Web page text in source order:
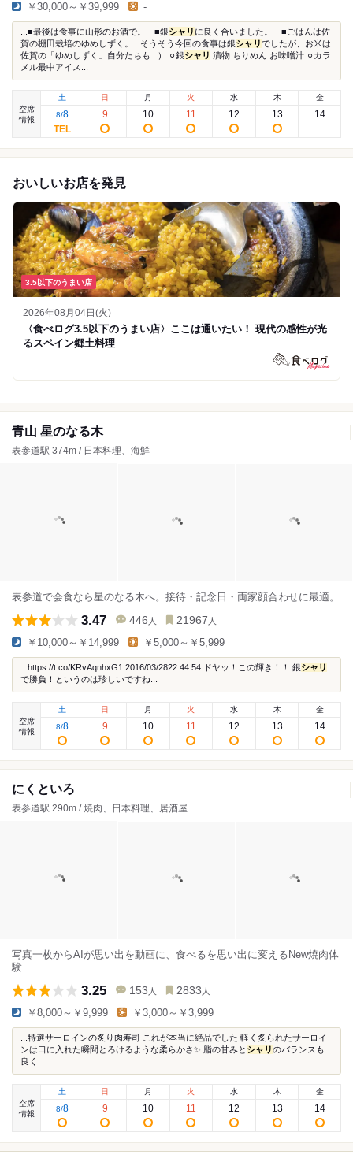
￥30,000～￥39,999 -
...■最後は食事に山形のお酒で。 ■銀シャリ に良く合いました。 ■ごはんは佐
賀の棚田栽培のゆめしずく。...そうそう今回の食事は銀シャリでしたが、お米は
佐賀の「ゆめしずく」自分たちも...） ⚪︎銀シャリ 漬物 ちりめん お味噌汁 ⚪︎カラ
メル最中アイス...
空席
情報
土
8/8
日
9
月
10
火
11
水
12
木
13
金
14
おいしいお店を発見
3.5以下のうまい店
2026年08月04日(火)
〈食べログ3.5以下のうまい店〉ここは通いたい！ 現代の感性が光
るスペイン郷土料理
青山 星のなる木
表参道駅 374m / 日本料理、海鮮
表参道で会食なら星のなる木へ。接待・記念日・両家顔合わせに最適。
3.47 446 人 21967 人
￥10,000～￥14,999 ￥5,000～￥5,999
...https://t.co/KRvAqnhxG1 2016/03/2822:44:54 ドヤッ！この輝き！！ 銀シャリ
で勝負！というのは珍しいですね...
空席
情報
土
8/8
日
9
月
10
火
11
水
12
木
13
金
14
にくといろ
表参道駅 290m / 焼肉、日本料理、居酒屋
写真一枚からAIが思い出を動画に、食べるを思い出に変えるNew焼肉体
験
3.25 153 人 2833 人
￥8,000～￥9,999 ￥3,000～￥3,999
...特選サーロインの炙り肉寿司 これが本当に絶品でした 軽く炙られたサーロイ
ンは口に入れた瞬間とろけるような柔らかさ✨ 脂の甘みと シャリのバランスも
良く...
空席
情報
土
8/8
日
9
月
10
火
11
水
12
木
13
金
14